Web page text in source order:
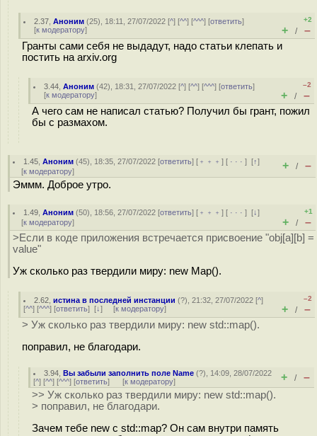
2.37 ,Аноним (25), 18:11, 27/07/2022 [^] [^^] [^^^] [ответить]
[к модератору]
+2
+ / –
Гранты сами себя не выдадут, надо статьи клепать и
постить на arxiv.org
3.44 ,Аноним (42), 18:31, 27/07/2022 [^] [^^] [^^^] [ответить]
[к модератору]
–2
+ / –
А чего сам не написал статью? Получил бы грант, пожил
бы с размахом.
1.45 ,Аноним (45), 18:35, 27/07/2022 [ответить] [ ﹢﹢﹢] [ · · ·][↑]
[к модератору] + / –
Эммм. Доброе утро.
1.49 ,Аноним (50), 18:56, 27/07/2022 [ответить] [ ﹢﹢﹢] [ · · ·][↓]
[к модератору]
+1
+ / –
>Если в коде приложения встречается присвоение "obj[a][b] =
value"
Уж сколько раз твердили миру: new Map().
2.62 ,истина в последней инстанции (?), 21:32, 27/07/2022 [^]
[^^] [^^^] [ответить] [↓] [к модератору]
–2
+ / –
> Уж сколько раз твердили миру: new std::map().
поправил, не благодари.
3.94 ,Вы забыли заполнить поле Name (?), 14:09, 28/07/2022
[^] [^^] [^^^] [ответить] [к модератору] + / –
>> Уж сколько раз твердили миру: new std::map().
> поправил, не благодари.
Зачем тебе new с std::map? Он сам внутри память